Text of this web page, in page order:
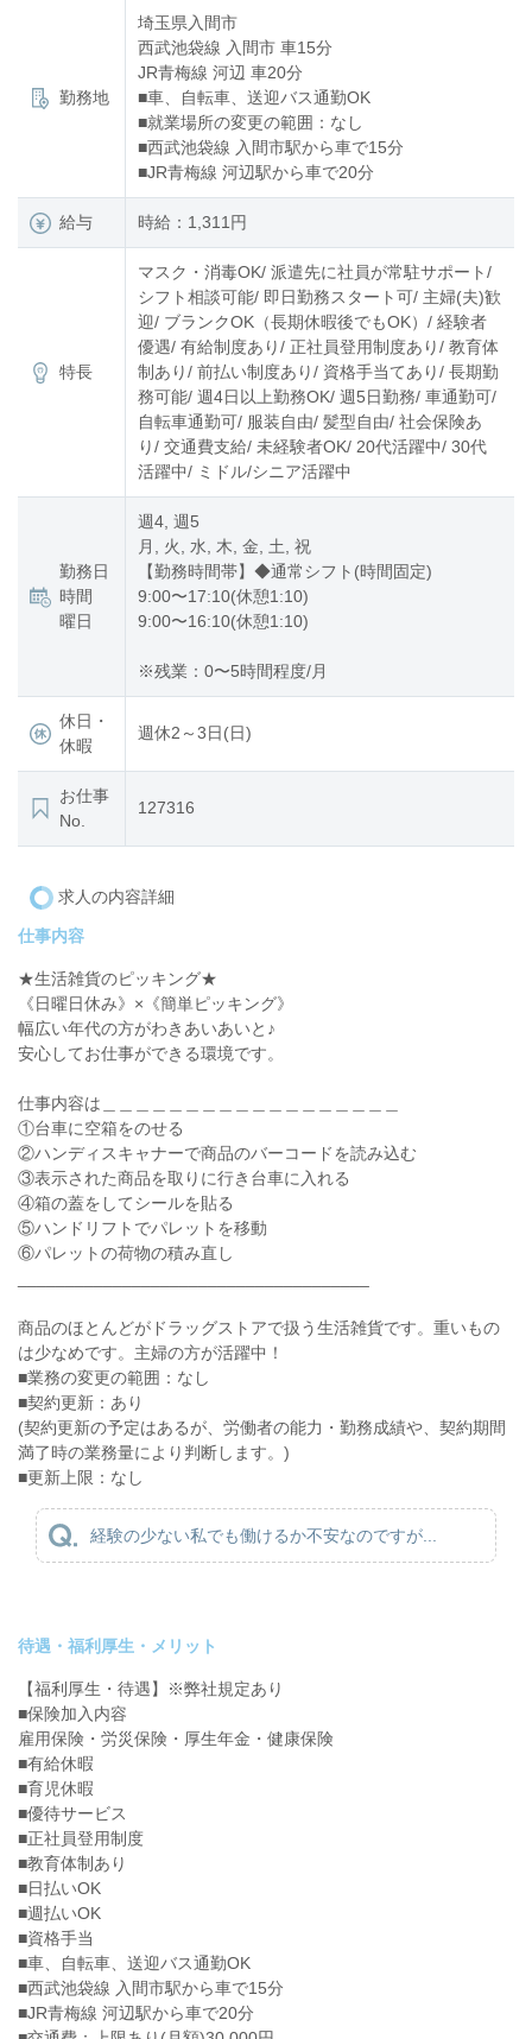
勤務地
埼玉県入間市
西武池袋線 入間市 車15分
JR青梅線 河辺 車20分
■車、自転車、送迎バス通勤OK
■就業場所の変更の範囲：なし
■西武池袋線 入間市駅から車で15分
■JR青梅線 河辺駅から車で20分
給与 時給：1,311円
特長
マスク・消毒OK/ 派遣先に社員が常駐サポート/
シフト相談可能/ 即日勤務スタート可/ 主婦(夫)歓
迎/ ブランクOK（長期休暇後でもOK）/ 経験者
優遇/ 有給制度あり/ 正社員登用制度あり/ 教育体
制あり/ 前払い制度あり/ 資格手当てあり/ 長期勤
務可能/ 週4日以上勤務OK/ 週5日勤務/ 車通勤可/
自転車通勤可/ 服装自由/ 髪型自由/ 社会保険あ
り/ 交通費支給/ 未経験者OK/ 20代活躍中/ 30代
活躍中/ ミドル/シニア活躍中
勤務日
時間
曜日
週4, 週5
月, 火, 水, 木, 金, 土, 祝
【勤務時間帯】◆通常シフト(時間固定)
9:00〜17:10(休憩1:10)
9:00〜16:10(休憩1:10)
※残業：0〜5時間程度/月
休日・
休暇
週休2～3日(日)
お仕事
No.
127316
求人の内容詳細
仕事内容
★生活雑貨のピッキング★
《日曜日休み》×《簡単ピッキング》
幅広い年代の方がわきあいあいと♪
安心してお仕事ができる環境です。
仕事内容は＿＿＿＿＿＿＿＿＿＿＿＿＿＿＿＿＿＿
①台車に空箱をのせる
②ハンディスキャナーで商品のバーコードを読み込む
③表示された商品を取りに行き台車に入れる
④箱の蓋をしてシールを貼る
⑤ハンドリフトでパレットを移動
⑥パレットの荷物の積み直し
商品のほとんどがドラッグストアで扱う生活雑貨です。重いもの
は少なめです。主婦の方が活躍中！
■業務の変更の範囲：なし
■契約更新：あり
(契約更新の予定はあるが、労働者の能力・勤務成績や、契約期間
満了時の業務量により判断します。)
■更新上限：なし
経験の少ない私でも働けるか不安なのですが...
待遇・福利厚生・メリット
【福利厚生・待遇】※弊社規定あり
■保険加入内容
雇用保険・労災保険・厚生年金・健康保険
■有給休暇
■育児休暇
■優待サービス
■正社員登用制度
■教育体制あり
■日払いOK
■週払いOK
■資格手当
■車、自転車、送迎バス通勤OK
■西武池袋線 入間市駅から車で15分
■JR青梅線 河辺駅から車で20分